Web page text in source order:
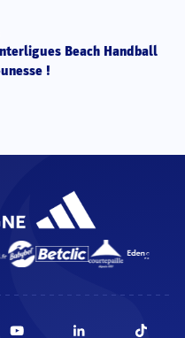
Beach Handball
!